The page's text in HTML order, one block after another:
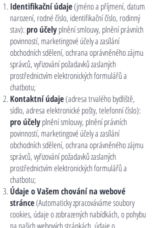
Identifikační údaje(jméno a příjmení, datum
narození, rodné číslo, identifikační číslo, rodinný
stav): pro účelyplnění smlouvy, plnění právních
povinností, marketingové účely a zasílání
obchodních sdělení, ochrana oprávněného zájmu
správců, vyřizování požadavků zaslaných
prostřednictvím elektronických formulářů a
chatbotu;
Kontaktní údaje(adresa trvalého bydliště,
sídlo, adresa elektronické pošty, telefonní číslo):
pro účelyplnění smlouvy, plnění právních
povinností, marketingové účely a zasílání
obchodních sdělení, ochrana oprávněného zájmu
správců, vyřizování požadavků zaslaných
prostřednictvím elektronických formulářů a
chatbotu;
Údaje o Vašem chování na webové
stránce(Automaticky zpracováváme soubory
cookies, údaje o zobrazených nabídkách, o pohybu